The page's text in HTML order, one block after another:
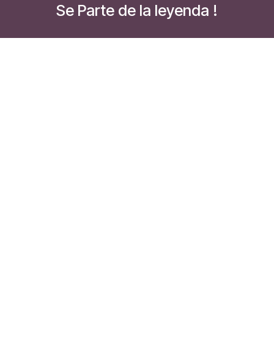
Se Parte de la leyenda !